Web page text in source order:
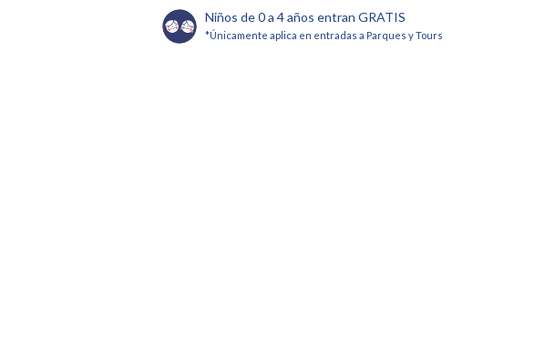
Niños de 0 a 4 años entran GRATIS
*Únicamente aplica en entradas a Parques y Tours